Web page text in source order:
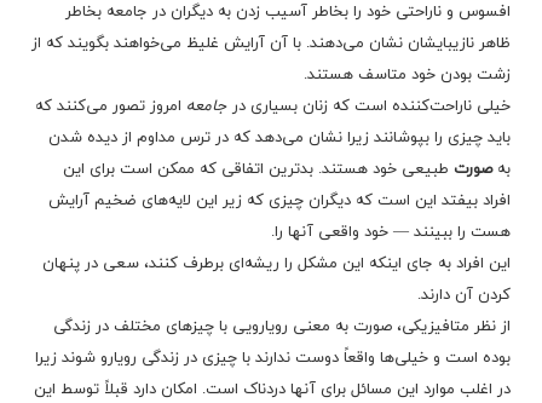
افسوس و ناراحتی خود را بخاطر آسیب زدن به دیگران در جامعه بخاطر
ظاهر نازیبایشان نشان می‌دهند. با آن آرایش غلیظ می‌خواهند بگویند که از
زشت بودن خود متاسف هستند.
خیلی ناراحت‌کننده است که زنان بسیاری در جامعه امروز تصور می‌کنند که
باید چیزی را بپوشانند زیرا نشان می‌دهد که در ترس مداوم از دیده شدن
بهصورت طبیعی خود هستند. بدترین اتفاقی که ممکن است برای این
افراد بیفتد این است که دیگران چیزی که زیر این لایه‌های ضخیم آرایش
هست را ببینند — خود واقعی آنها را.
این افراد به جای اینکه این مشکل را ریشه‌ای برطرف کنند، سعی در پنهان
کردن آن دارند.
از نظر متافیزیکی، صورت به معنی رویارویی با چیزهای مختلف در زندگی
بوده است و خیلی‌ها واقعاً دوست ندارند با چیزی در زندگی رویارو شوند زیرا
در اغلب موارد این مسائل برای آنها دردناک است. امکان دارد قبلاً توسط این